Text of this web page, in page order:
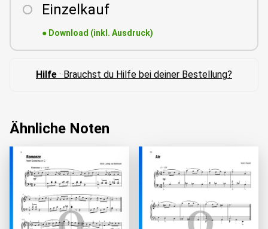
Einzelkauf
● Download (inkl. Ausdruck)
Hilfe · Brauchst du Hilfe bei deiner Bestellung?
Ähnliche Noten